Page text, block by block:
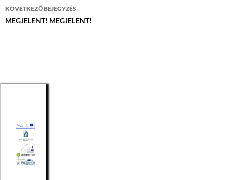
KÖVETKEZŐ BEJEGYZÉS
MEGJELENT! MEGJELENT!